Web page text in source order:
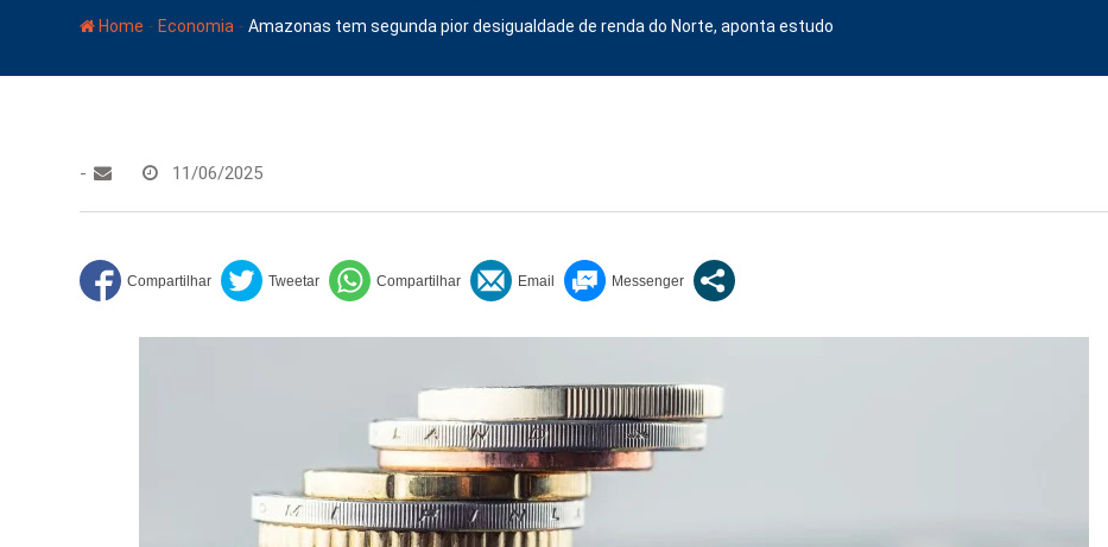
Home - Economia - Amazonas tem segunda pior desigualdade de renda do Norte, aponta estudo
- 11/06/2025